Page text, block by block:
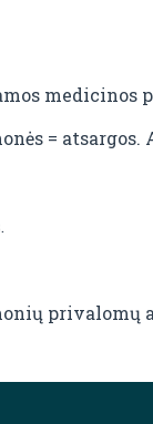
medicinos
=
privalomų